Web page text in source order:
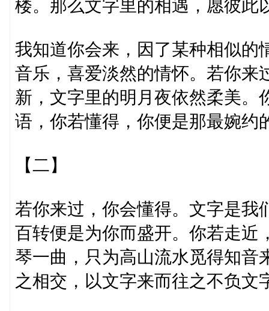
楼。那么文字里的相遇，愿彼此
我知道你会来，因了某种相似的
音乐，喜爱淡然的情怀。若你来
新，文字里的明月夜依然柔美。
语，你若懂得，你便是那最婉约
【二】
若你来过，你会懂得。文字是我
百转便是为你而盛开。你若走近
琴一曲，只为高山流水觅得知音
之相交，以文字来而往之不负文